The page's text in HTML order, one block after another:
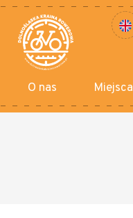
O nas Miejsca